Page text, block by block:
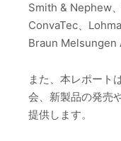
Smith & Nephew
ConvaTec、
Braun Melsungen
また、本レポート
会、新製品の発売
提供します。